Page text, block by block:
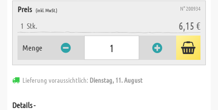
Preis (inkl. MwSt.) N° 200934
1 Stk. 6,15 €
Menge
Lieferung voraussichtlich: Dienstag, 11. August
Details -